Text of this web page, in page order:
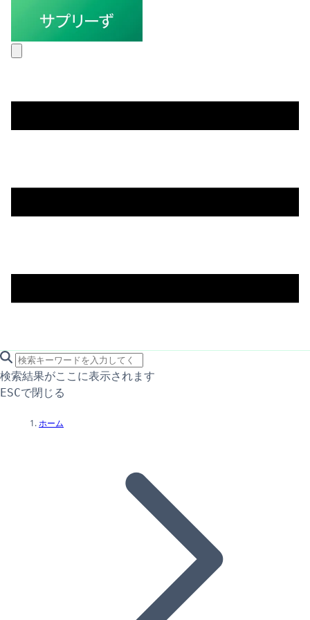
search icon
サイト内検索
検索結果がここに表示されます
ESCで閉じる
ホーム